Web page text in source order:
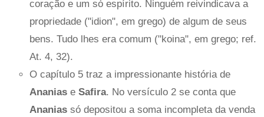
coração e um só espírito. Ninguém reivindicava a
propriedade ("idion", em grego) de algum de seus
bens. Tudo lhes era comum ("koina", em grego; ref.
At. 4, 32).
O capítulo 5 traz a impressionante história de
Ananias e Safira. No versículo 2 se conta que
Ananias só depositou a soma incompleta da venda